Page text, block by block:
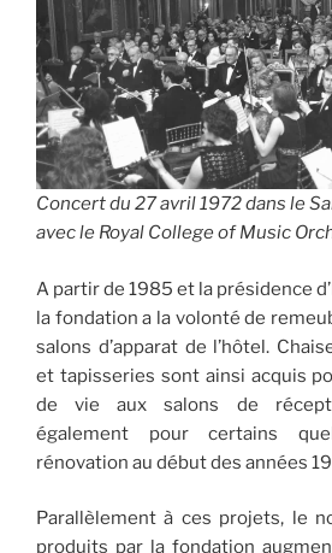
Concert du 27 avril 1972 dans le
avec le Royal College of Music
A partir de 1985 et la présidence
la fondation a la volonté de
salons d’apparat de l’hôtel.
et tapisseries sont ainsi acquis
de vie aux salons de
également pour certains
rénovation au début des années
Parallèlement à ces projets, le
produits par la fondation